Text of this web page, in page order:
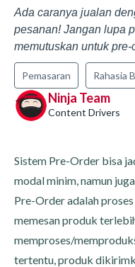
Ada caranya jualan
pesanan! Jangan lupa
memutuskan untuk pre-
Pemasaran Rahasia
Ninja Team
Content Drivers
Sistem Pre-Order bisa
modal minim, namun
Pre-Order adalah
memesan produk
memproses/
tertentu, produk